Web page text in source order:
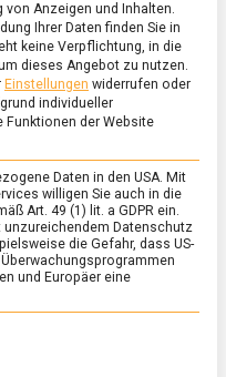
/KULTUR
aus
Anzeigen und Inhalten.
Ihrer Daten finden Sie in
keine Verpflichtung, in die
dieses Angebot zu nutzen.
Einstellungen widerrufen oder
individueller
Funktionen der Website
Daten in den USA. Mit
willigen Sie auch in die
Art. 49 (1) lit. a GDPR ein.
unzureichendem Datenschutz
die Gefahr, dass US-
und Europäer eine
Gruppen, für die eine